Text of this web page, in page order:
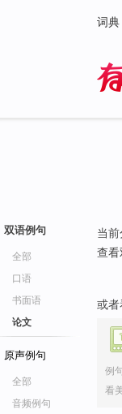
词典
双语例句
全部
口语
书面语
论文
原声例句
全部
音频例句
当
查看
或者
例
看